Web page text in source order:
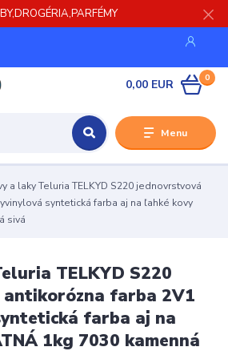
Menu
0
0,00 EUR
a laky Teluria TELKYD S220 jednovrstvová
syntetická farba aj na ľahké kovy
sivá
TELKYD S220
farba 2V1
farba aj na
1kg 7030 kamenná